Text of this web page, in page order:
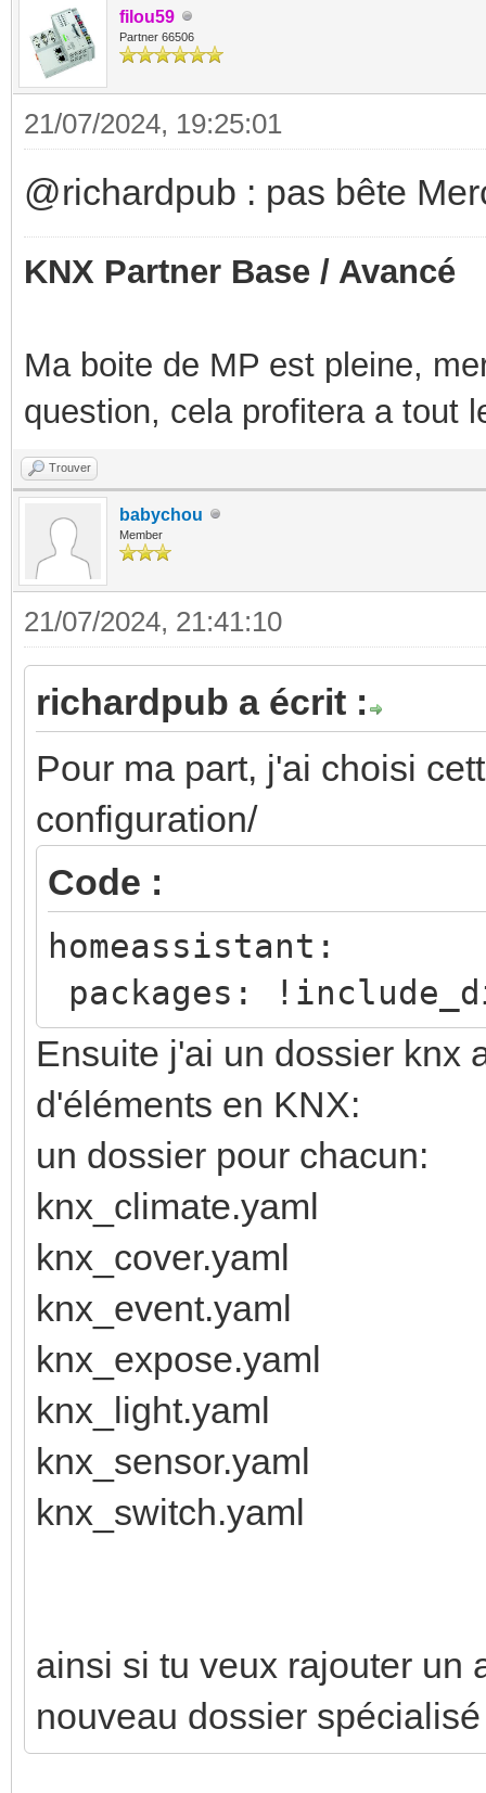
filou59
Partner 66506
21/07/2024, 19:25:01
@richardpub : pas bête
KNX Partner Base / Avancé
Ma boite de MP est pleine,
question, cela profitera a tout
Trouver
babychou
Member
21/07/2024, 21:41:10
richardpub a écrit :
Pour ma part, j'ai choisi
configuration/
Code :
homeassistant:
packages:
Ensuite j'ai un dossier knx
d'éléments en KNX:
un dossier pour chacun:
knx_climate.yaml
knx_cover.yaml
knx_event.yaml
knx_expose.yaml
knx_light.yaml
knx_sensor.yaml
knx_switch.yaml
ainsi si tu veux rajouter un
nouveau dossier